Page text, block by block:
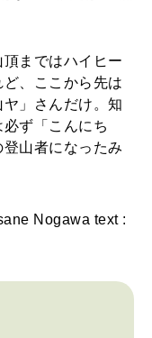
まではハイヒー
、ここから先は
」さんだけ。知
ず「こんにち
山者になったみ
Nogawa text :